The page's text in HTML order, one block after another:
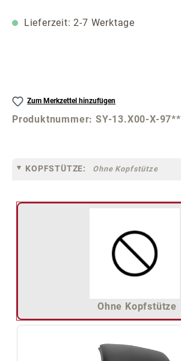
Lieferzeit: 2-7 Werktage
Zum Merkzettel hinzufügen
Produktnummer:SY-13.X00-X-97**
KOPFSTÜTZE: Ohne Kopfstütze
Ohne Kopfstütze